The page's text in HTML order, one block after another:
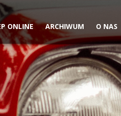
ONLINE ARCHIWUM O NAS